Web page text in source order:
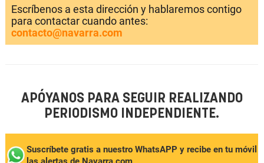
Escríbenos a esta dirección y hablaremos contigo
para contactar cuando antes:
contacto@navarra.com
APÓYANOS PARA SEGUIR REALIZANDO
PERIODISMO INDEPENDIENTE.
Suscríbete gratis a nuestro WhatsAPP y recibe en tu móvil